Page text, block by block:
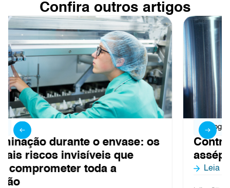
Confira outros artigos
Controle de ar em linhas de envase
asséptico: o que não pode falhar
Leia mais